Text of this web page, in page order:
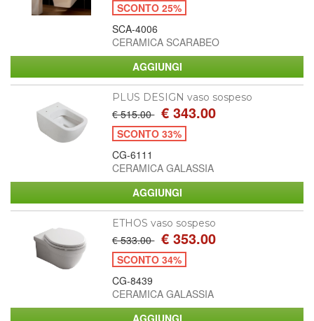
SCONTO 25%
SCA-4006
CERAMICA SCARABEO
PLUS DESIGN vaso sospeso
€ 515.00 € 343.00
SCONTO 33%
CG-6111
CERAMICA GALASSIA
ETHOS vaso sospeso
€ 533.00 € 353.00
SCONTO 34%
CG-8439
CERAMICA GALASSIA